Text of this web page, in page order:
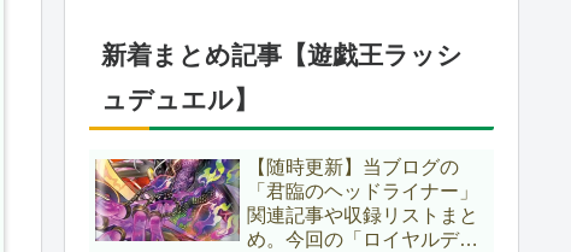
ージした『リビングデッド
の呼び声』関連に注目が集
新着まとめ記事【遊戯王ラッシ
ュデュエル】
【随時更新】当ブログの
「君臨のヘッドライナー」
関連記事や収録リストまと
め。今回の「ロイヤルデモ